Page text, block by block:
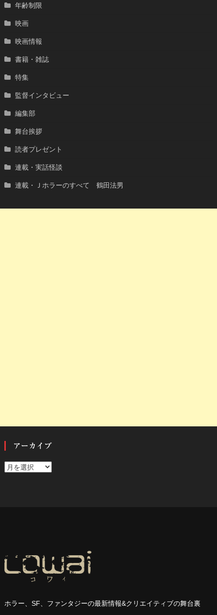
年齢制限
映画
映画情報
書籍・雑誌
特集
監督インタビュー
編集部
舞台挨拶
読者プレゼント
連載・実話怪談
連載・Ｊホラーのすべて 鶴田法男
アーカイブ
ア
ホラー、SF 、ファンタジーの最新情報&クリエイティブの舞台裏